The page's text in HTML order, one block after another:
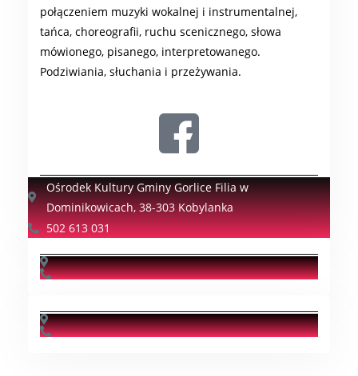
połączeniem muzyki wokalnej i instrumentalnej,
tańca, choreografii, ruchu scenicznego, słowa
mówionego, pisanego, interpretowanego.
Podziwiania, słuchania i przeżywania.
Ośrodek Kultury Gminy Gorlice Filia w
Dominikowicach, 38-303 Kobylanka
502 613 031